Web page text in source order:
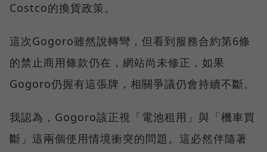
Costco的換貨政策。
這次Gogoro雖然說轉彎，但看到服務合約第6條
的禁止商用條款仍在，網站尚未修正，如果
Gogoro仍握有這張牌，相關爭議仍會持續不斷。
我認為，Gogoro該正視「電池租用」與「機車買
斷」這兩個使用情境衝突的問題。這必然伴隨著